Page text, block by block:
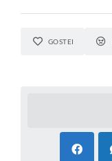
GOSTEI